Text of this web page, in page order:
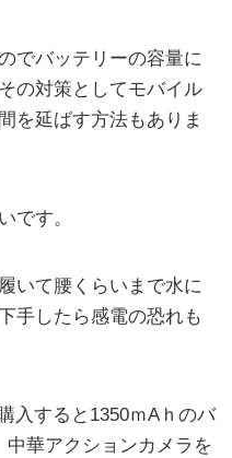
でバッテリーの容量に
の対策としてモバイル
を延ばす方法もありま
です。
いて腰くらいまで水に
手したら感電の恐れも
入すると1350ｍAｈのバ
中華アクションカメラを